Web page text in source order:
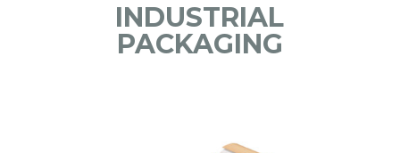
INDUSTRIAL
PACKAGING